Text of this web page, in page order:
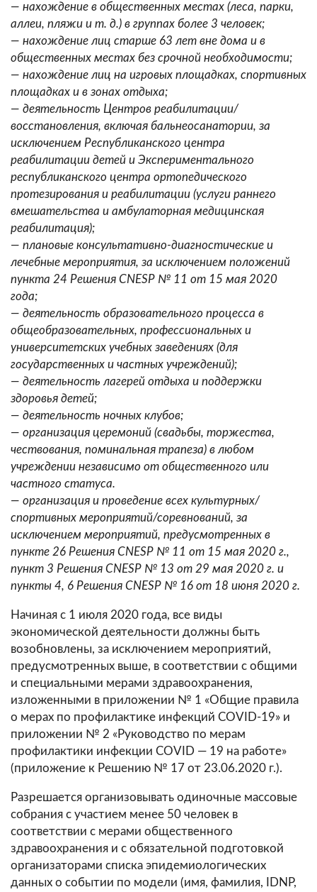
— нахождение в общественных местах (леса, парки,
аллеи, пляжи и т. д.) в группах более 3 человек;
— нахождение лиц старше 63 лет вне дома и в
общественных местах без срочной необходимости;
— нахождение лиц на игровых площадках, спортивных
площадках и в зонах отдыха;
— деятельность Центров реабилитации/
восстановления, включая бальнеосанатории, за
исключением Республиканского центра
реабилитации детей и Экспериментального
республиканского центра ортопедического
протезирования и реабилитации (услуги раннего
вмешательства и амбулаторная медицинская
реабилитация);
— плановые консультативно-диагностические и
лечебные мероприятия, за исключением положений
пункта 24 Решения CNESP № 11 от 15 мая 2020
года;
— деятельность образовательного процесса в
общеобразовательных, профессиональных и
университетских учебных заведениях (для
государственных и частных учреждений);
— деятельность лагерей отдыха и поддержки
здоровья детей;
— деятельность ночных клубов;
— организация церемоний (свадьбы, торжества,
чествования, поминальная трапеза) в любом
учреждении независимо от общественного или
частного статуса.
— организация и проведение всех культурных/
спортивных мероприятий/соревнований, за
исключением мероприятий, предусмотренных в
пункте 26 Решения CNESP № 11 от 15 мая 2020 г.,
пункт 3 Решения CNESP № 13 от 29 мая 2020 г. и
пункты 4, 6 Решения CNESP № 16 от 18 июня 2020 г.
Начиная с 1 июля 2020 года, все виды
экономической деятельности должны быть
возобновлены, за исключением мероприятий,
предусмотренных выше, в соответствии с общими
и специальными мерами здравоохранения,
изложенными в приложении № 1 «Общие правила
о мерах по профилактике инфекций COVID-19» и
приложении № 2 «Руководство по мерам
профилактики инфекции COVID — 19 на работе»
(приложение к Решению № 17 от 23.06.2020 г.).
Разрешается организовывать одиночные массовые
собрания с участием менее 50 человек в
соответствии с мерами общественного
здравоохранения и с обязательной подготовкой
организаторами списка эпидемиологических
данных о событии по модели (имя, фамилия, IDNP,